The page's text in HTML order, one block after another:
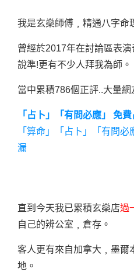
我是玄燊師傅﹐精通八字命
曾經於2017年在討論區表
說準!更有不少人拜我為師。
當中累積786個正評..大量網
「占卜」「有問必應」 免
「算命」「占卜」「有問
漏
直到今天我已累積玄燊店過
自己的辨公室﹐倉存。
客人更有來自加拿大﹐墨爾
地。